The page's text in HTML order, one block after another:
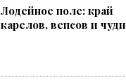
Лодейное поле: край
карелов, вепсов и чуди